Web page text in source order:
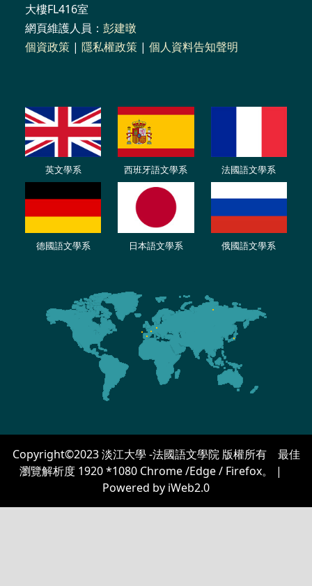
大樓FL416室
網頁維護人員： 彭建暾
個資政策 | 隱私權政策 | 個人資料告知聲明
英文學系 西班牙語文學系 法國語文學系
德國語文學系 日本語文學系 俄國語文學系
Copyright©2023 淡江大學 -法國語文學院 版權所有 最佳
瀏覽解析度 1920 *1080 Chrome /Edge / Firefox。 |
Powered by iWeb2.0